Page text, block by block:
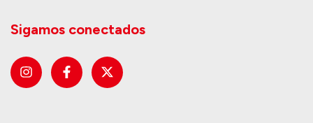
Sigamos conectados